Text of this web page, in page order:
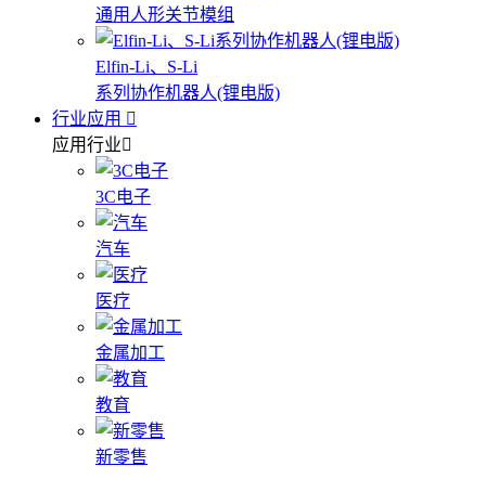
通用人形关节模组
Elfin-Li、S-Li
系列协作机器人(锂电版)
行业应用
应用行业
3C电子
汽车
医疗
金属加工
教育
新零售